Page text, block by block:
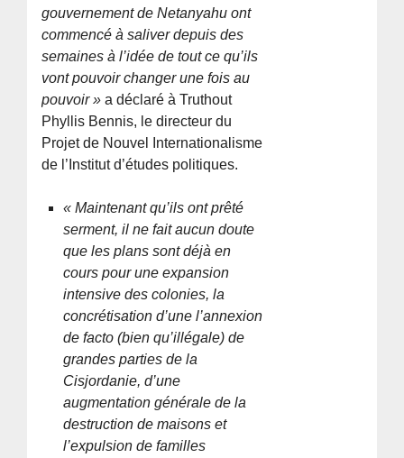
gouvernement de Netanyahu ont
commencé à saliver depuis des
semaines à l’idée de tout ce qu’ils
vont pouvoir changer une fois au
pouvoir » a déclaré à Truthout
Phyllis Bennis, le directeur du
Projet de Nouvel Internationalisme
de l’Institut d’études politiques.
« Maintenant qu’ils ont prêté
serment, il ne fait aucun doute
que les plans sont déjà en
cours pour une expansion
intensive des colonies, la
concrétisation d’une l’annexion
de facto (bien qu’illégale) de
grandes parties de la
Cisjordanie, d’une
augmentation générale de la
destruction de maisons et
l’expulsion de familles